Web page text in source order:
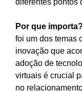
diferentes pontos
Por que importa?
foi um dos temas
inovação que
adoção de
virtuais é crucial
no